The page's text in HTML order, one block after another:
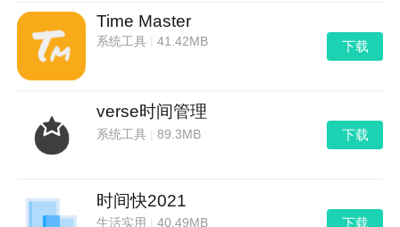
Time Master
系统工具 |41.42MB 下载
verse时间管理
系统工具 |89.3MB 下载
时间快2021
生活实用 |40.49MB 下载